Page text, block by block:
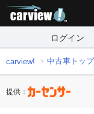
ログイン
carview! 中古車トップ
提供：